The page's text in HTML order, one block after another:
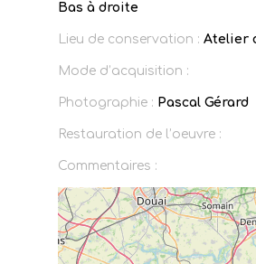
Bas à droite
Lieu de conservation : Atelier
Mode d’acquisition :
Photographie : Pascal Gérard
Restauration de l’oeuvre :
Commentaires :